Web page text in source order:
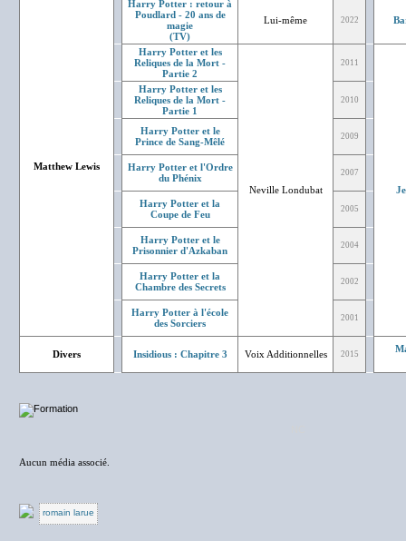
Matthew Lewis
Harry Potter : retour à
Poudlard - 20 ans de
magie
(TV)
Lui-même 2022
Harry Potter et les
Reliques de la Mort -
Partie 2
Neville Londubat
2011
Harry Potter et les
Reliques de la Mort -
Partie 1
2010
Harry Potter et le
Prince de Sang-Mêlé
2009
Harry Potter et l'Ordre
du Phénix
2007
Harry Potter et la
Coupe de Feu
2005
Harry Potter et le
Prisonnier d'Azkaban
2004
Harry Potter et la
Chambre des Secrets
2002
Harry Potter à l'école
des Sorciers
2001
Divers Insidious : Chapitre 3 Voix Additionnelles 2015
Aucun média associé.
romain larue